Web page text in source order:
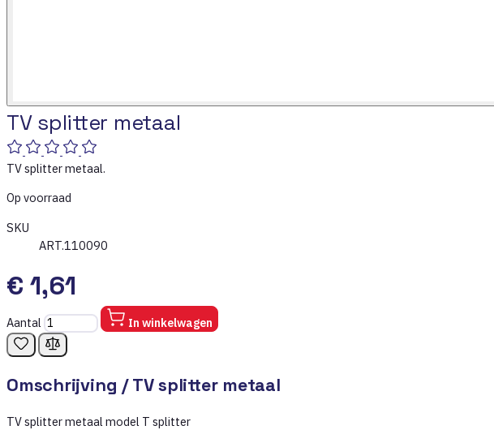
TV splitter metaal
TV splitter metaal.
Op voorraad
SKU
ART.110090
€ 1,61
Aantal In winkelwagen
Omschrijving /TV splitter metaal
TV splitter metaal model T splitter